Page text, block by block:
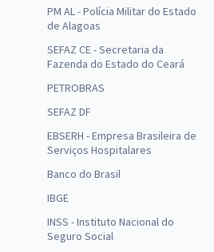
PM AL - Polícia Militar do Estado
de Alagoas
SEFAZ CE - Secretaria da
Fazenda do Estado do Ceará
PETROBRAS
SEFAZ DF
EBSERH - Empresa Brasileira de
Serviços Hospitalares
Banco do Brasil
IBGE
INSS - Instituto Nacional do
Seguro Social